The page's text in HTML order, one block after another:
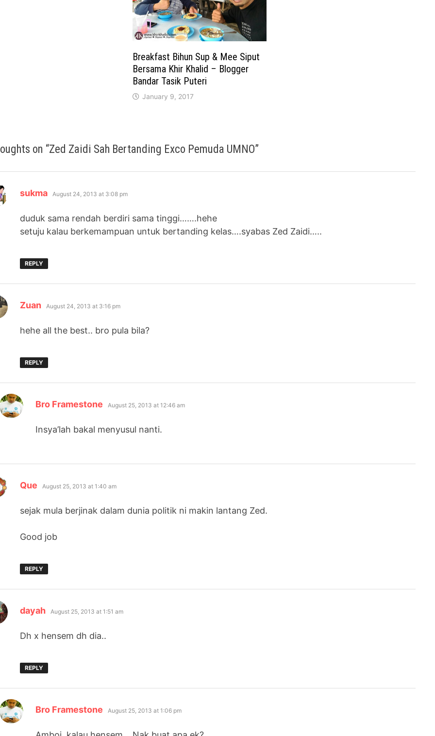
Breakfast Bihun Sup & Mee Siput
Bersama Khir Khalid – Blogger
Bandar Tasik Puteri
January 9, 2017
on “Zed Zaidi Sah Bertanding Exco Pemuda UMNO”
sukma says:
August 24, 2013 at 3:08 pm
duduk sama rendah berdiri sama tinggi…….hehe
setuju kalau berkemampuan untuk bertanding kelas….syabas Zed Zaidi…..
REPLY
Zuan says:
August 24, 2013 at 3:16 pm
hehe all the best.. bro pula bila?
REPLY
Bro Framestone says:
August 25, 2013 at 12:46 am
Insya’lah bakal menyusul nanti.
Que says:
August 25, 2013 at 1:40 am
sejak mula berjinak dalam dunia politik ni makin lantang Zed.
Good job
REPLY
dayah says:
August 25, 2013 at 1:51 am
Dh x hensem dh dia..
REPLY
Bro Framestone says:
August 25, 2013 at 1:06 pm